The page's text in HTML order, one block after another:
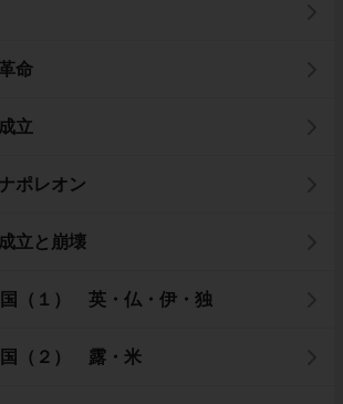
命
立
ポレオン
立と崩壊
（１） 英・仏・伊・独
国（２） 露・米